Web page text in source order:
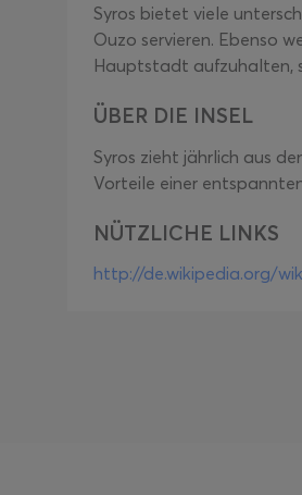
Syros bietet viele
Ouzo servieren. Ebenso
Hauptstadt aufzuhalten,
ÜBER DIE INSEL
Syros zieht jährlich aus
Vorteile einer
NÜTZLICHE LINKS
http://de.wikipedia.org/